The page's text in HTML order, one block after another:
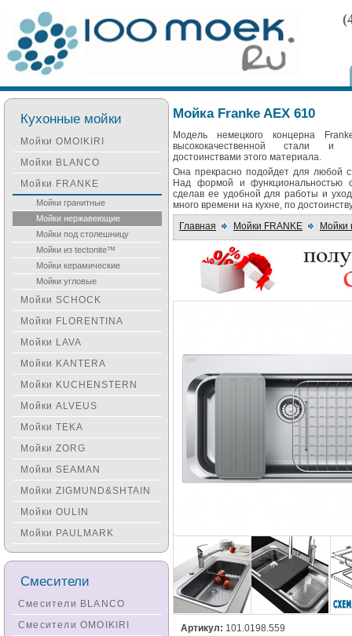
Мойка Franke AEX 610
Модель немецкого концерна
высококачественной стали и
достоинствами этого материала.
Она прекрасно подойдет для любой
Над формой и функциональностью
сделав ее удобной для работы и
много времени на кухне, по
Главная
Мойки FRANKE Мойки
Артикул: 101.0198.559
Кухонные мойки
Мойки OMOIKIRI
Мойки BLANCO
Мойки FRANKE
Мойки гранитные
Мойки нержавеющие
Мойки под столешницу
Мойки из tectonite™
Мойки керамические
Мойки угловые
Мойки SCHOCK
Мойки FLORENTINA
Мойки LAVA
Мойки KANTERA
Мойки KUCHENSTERN
Мойки ALVEUS
Мойки TEKA
Мойки ZORG
Мойки SEAMAN
Мойки ZIGMUND&SHTAIN
Мойки OULIN
Мойки PAULMARK
Смесители
Смесители BLANCO
Смесители OMOIKIRI